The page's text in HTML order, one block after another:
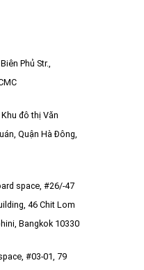
Phủ Str.,
đô thị Văn
Quận Hà Đông,
space, #26/-47
46 Chit Lom
Bangkok 10330
#03-01, 79